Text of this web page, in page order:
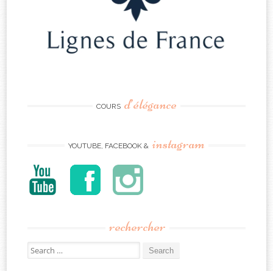
COURS d’élégance
YOUTUBE, FACEBOOK & instagram
rechercher
Search
for: